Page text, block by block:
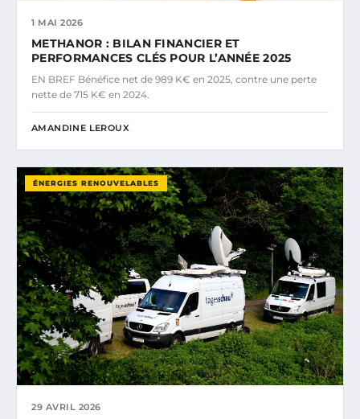
1 MAI 2026
METHANOR : BILAN FINANCIER ET
PERFORMANCES CLÉS POUR L’ANNÉE 2025
EN BREF Bénéfice net de 989 K€ en 2025, contre une perte
nette de 715 K€ en 2024.
AMANDINE LEROUX
ÉNERGIES RENOUVELABLES
29 AVRIL 2026